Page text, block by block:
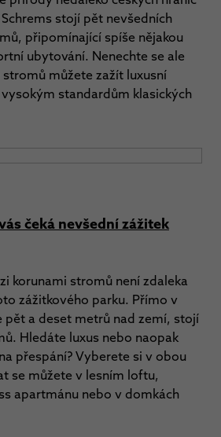
stojí pět nevšedních
připomínající spíše nějakou
ubytování. Nenechte se ale
můžete zažít luxusní
standardům klasických
čeká nevšední zážitek
korunami stromů není zdaleka
zážitkového parku. Přímo v
pět a deset metrů nad zemí, stojí
Hledáte luxus nebo naopak
přespání? Vyberete si v obou
se můžete v lesním loftu,
apartmánu nebo v domkách